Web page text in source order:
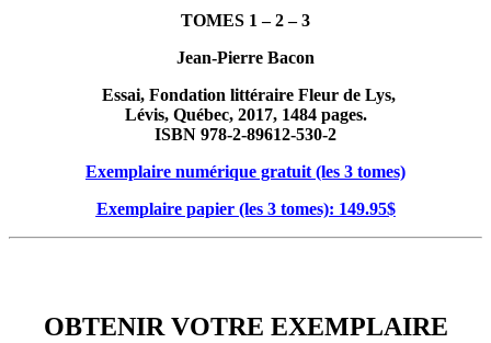
TOMES 1 – 2 – 3
Jean-Pierre Bacon
Essai, Fondation littéraire Fleur de Lys,
Lévis, Québec, 2017, 1484 pages.
ISBN 978-2-89612-530-2
Exemplaire numérique gratuit (les 3 tomes)
Exemplaire papier (les 3 tomes): 149.95$
OBTENIR VOTRE EXEMPLAIRE